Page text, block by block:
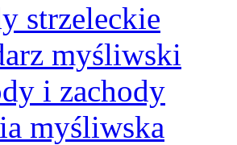
strzeleckie
myśliwski
i zachody
myśliwska